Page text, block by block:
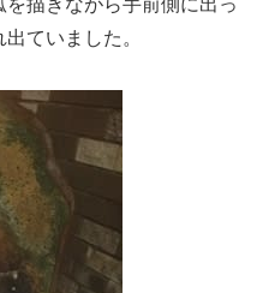
描きながら手前側に出っ
ていました。